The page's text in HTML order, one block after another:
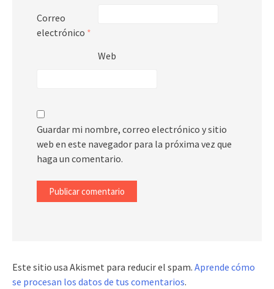
Correo
electrónico *
Web
Guardar mi nombre, correo electrónico y sitio
web en este navegador para la próxima vez que
haga un comentario.
Este sitio usa Akismet para reducir el spam. Aprende cómo
se procesan los datos de tus comentarios.